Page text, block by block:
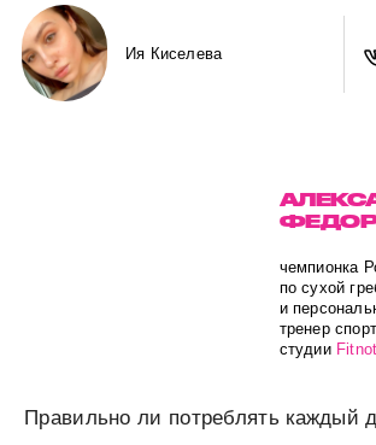
Ия Киселева
чемпионка
по сухой
и
тренер
студии
Правильно ли потреблять каждый